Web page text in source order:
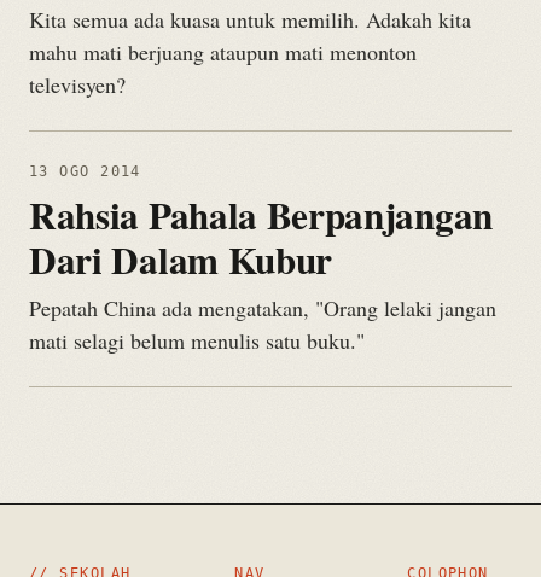
Kita semua ada kuasa untuk memilih. Adakah kita
mahu mati berjuang ataupun mati menonton
televisyen?
13 OGO 2014
Rahsia Pahala Berpanjangan
Dari Dalam Kubur
Pepatah China ada mengatakan, "Orang lelaki jangan
mati selagi belum menulis satu buku."
// SEKOLAH NAV COLOPHON